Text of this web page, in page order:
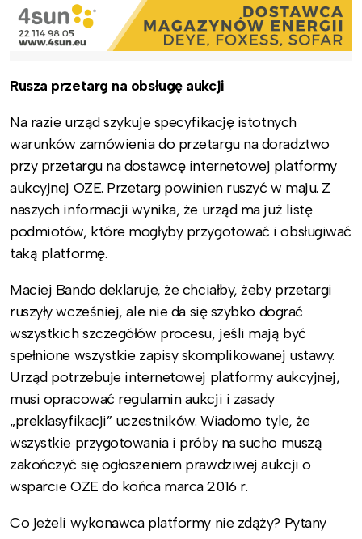
Rusza przetarg na obsługę aukcji
Na razie urząd szykuje specyfikację istotnych
warunków zamówienia do przetargu na doradztwo
przy przetargu na dostawcę internetowej platformy
aukcyjnej OZE. Przetarg powinien ruszyć w maju. Z
naszych informacji wynika, że urząd ma już listę
podmiotów, które mogłyby przygotować i obsługiwać
taką platformę.
Maciej Bando deklaruje, że chciałby, żeby przetargi
ruszyły wcześniej, ale nie da się szybko dograć
wszystkich szczegółów procesu, jeśli mają być
spełnione wszystkie zapisy skomplikowanej ustawy.
Urząd potrzebuje internetowej platformy aukcyjnej,
musi opracować regulamin aukcji i zasady
„preklasyfikacji” uczestników. Wiadomo tyle, że
wszystkie przygotowania i próby na sucho muszą
zakończyć się ogłoszeniem prawdziwej aukcji o
wsparcie OZE do końca marca 2016 r.
Co jeżeli wykonawca platformy nie zdąży? Pytany